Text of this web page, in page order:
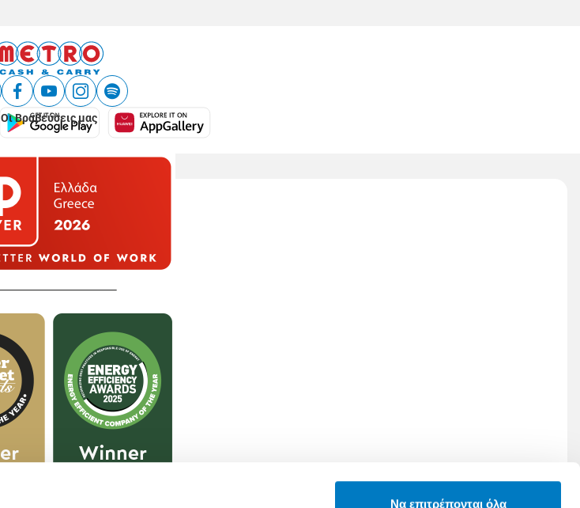
Να επιτρέπονται όλα
Οι Βραβεύσεις μας